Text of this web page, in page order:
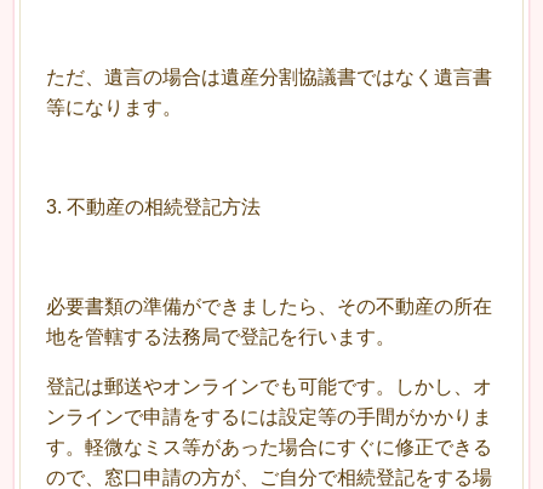
ただ、遺言の場合は遺産分割協議書ではなく遺言書
等になります。
3. 不動産の相続登記方法
必要書類の準備ができましたら、その不動産の所在
地を管轄する法務局で登記を行います。
登記は郵送やオンラインでも可能です。しかし、オ
ンラインで申請をするには設定等の手間がかかりま
す。軽微なミス等があった場合にすぐに修正できる
ので、窓口申請の方が、ご自分で相続登記をする場